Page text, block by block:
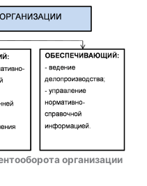
организации